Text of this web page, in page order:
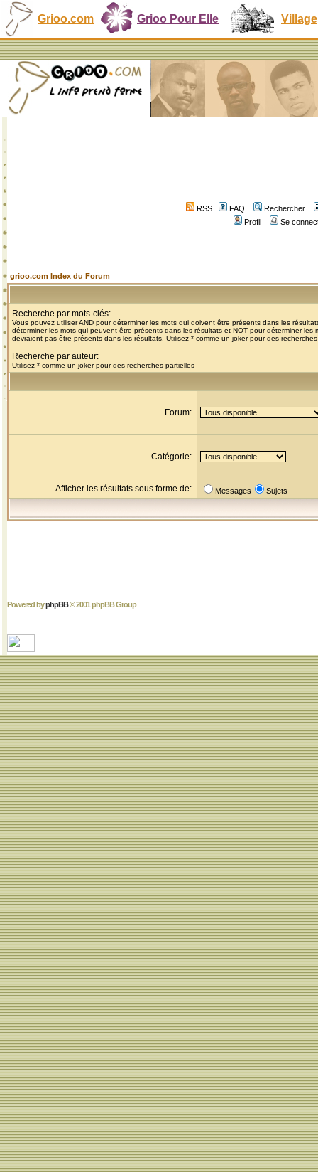
Grioo.com Grioo Pour Elle Village
RSS FAQ
Rechercher
Profil
Se
grioo.com Index du Forum
Recherche par mots-clés:
Vous pouvez utiliserAND pour déterminer les mots qui doivent être présents dans les
déterminer les mots qui peuvent être présents dans les résultats et NOT pour déterminer les
devraient pas être présents dans les résultats. Utilisez * comme un joker pour des
Recherche par auteur:
Utilisez * comme un joker pour des recherches partielles
Forum:
Catégorie:
Afficher les résultats sous forme de: Messages Sujets
Powered byphpBB© 2001 phpBB Group